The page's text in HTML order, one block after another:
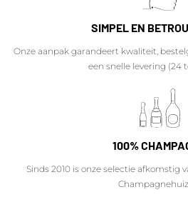
SIMPEL EN
Onze aanpak garandeert kwaliteit,
een snelle levering (24
100%
Sinds 2010 is onze selectie afkomstig